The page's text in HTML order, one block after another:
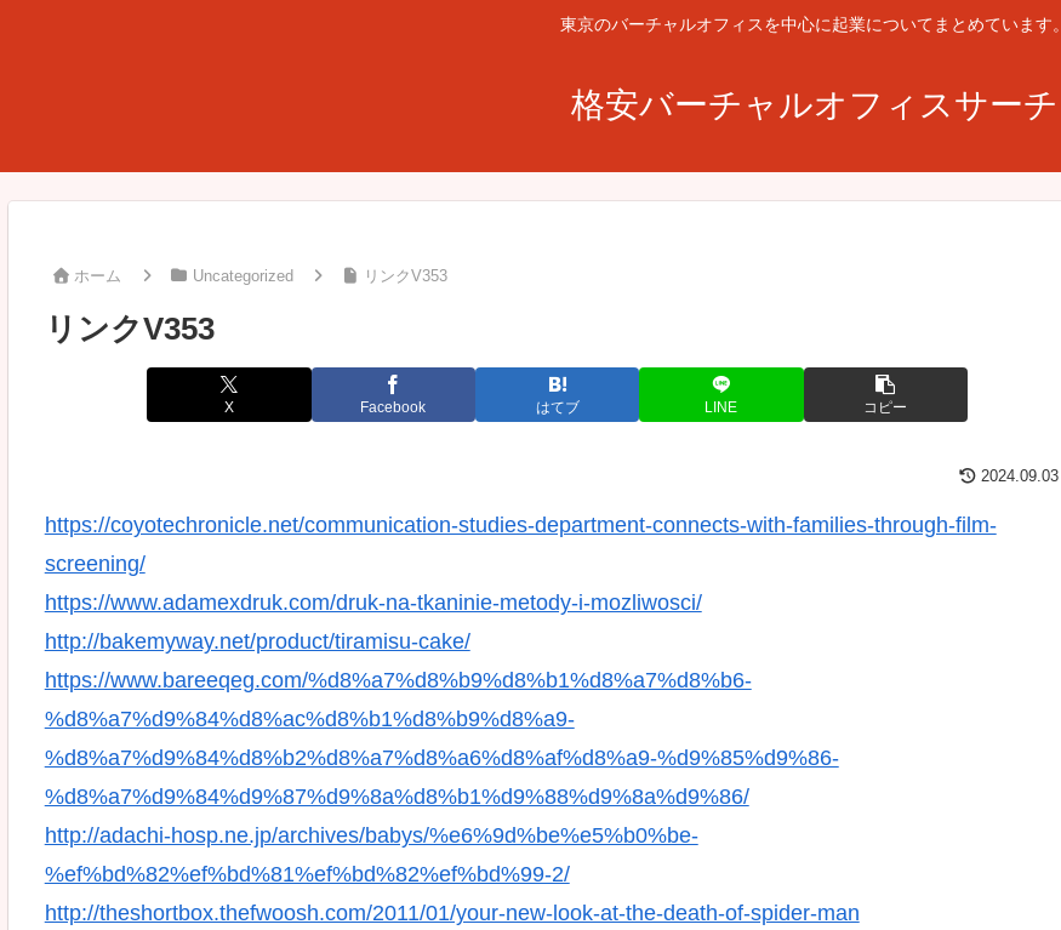
東京のバーチャルオフィスを中心に起業についてまとめています。
格安バーチャルオフィスサーチ
ホーム Uncategorized リンクV353
リンクV353
X Facebook はてブ LINE コピー
2024.09.03
https://coyotechronicle.net/communication-studies-department-connects-with-families-through-film-
screening/
https://www.adamexdruk.com/druk-na-tkaninie-metody-i-mozliwosci/
http://bakemyway.net/product/tiramisu-cake/
https://www.bareeqeg.com/%d8%a7%d8%b9%d8%b1%d8%a7%d8%b6-
%d8%a7%d9%84%d8%ac%d8%b1%d8%b9%d8%a9-
%d8%a7%d9%84%d8%b2%d8%a7%d8%a6%d8%af%d8%a9-%d9%85%d9%86-
%d8%a7%d9%84%d9%87%d9%8a%d8%b1%d9%88%d9%8a%d9%86/
http://adachi-hosp.ne.jp/archives/babys/%e6%9d%be%e5%b0%be-
%ef%bd%82%ef%bd%81%ef%bd%82%ef%bd%99-2/
http://theshortbox.thefwoosh.com/2011/01/your-new-look-at-the-death-of-spider-man